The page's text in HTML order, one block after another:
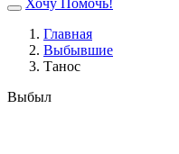
Хочу Помочь!
Главная
Выбывшие
Танос
Выбыл